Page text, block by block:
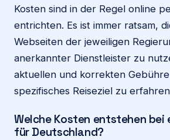
Kosten sind in der Regel online
entrichten. Es ist immer ratsam,
Webseiten der jeweiligen
anerkannter Dienstleister zu
aktuellen und korrekten
spezifisches Reiseziel zu
Welche Kosten entstehen bei
für Deutschland?